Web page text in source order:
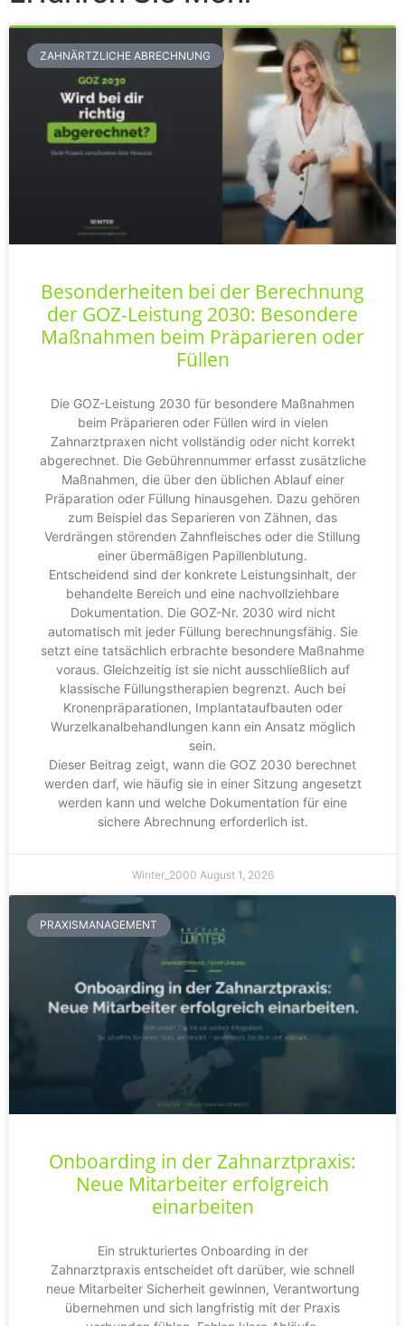
ZAHNÄRTZLICHE ABRECHNUNG
Besonderheiten bei der Berechnung
der GOZ-Leistung 2030: Besondere
Maßnahmen beim Präparieren oder
Füllen
Die GOZ-Leistung 2030 für besondere Maßnahmen
beim Präparieren oder Füllen wird in vielen
Zahnarztpraxen nicht vollständig oder nicht korrekt
abgerechnet. Die Gebührennummer erfasst zusätzliche
Maßnahmen, die über den üblichen Ablauf einer
Präparation oder Füllung hinausgehen. Dazu gehören
zum Beispiel das Separieren von Zähnen, das
Verdrängen störenden Zahnfleisches oder die Stillung
einer übermäßigen Papillenblutung.
Entscheidend sind der konkrete Leistungsinhalt, der
behandelte Bereich und eine nachvollziehbare
Dokumentation. Die GOZ-Nr. 2030 wird nicht
automatisch mit jeder Füllung berechnungsfähig. Sie
setzt eine tatsächlich erbrachte besondere Maßnahme
voraus. Gleichzeitig ist sie nicht ausschließlich auf
klassische Füllungstherapien begrenzt. Auch bei
Kronenpräparationen, Implantataufbauten oder
Wurzelkanalbehandlungen kann ein Ansatz möglich
sein.
Dieser Beitrag zeigt, wann die GOZ 2030 berechnet
werden darf, wie häufig sie in einer Sitzung angesetzt
werden kann und welche Dokumentation für eine
sichere Abrechnung erforderlich ist.
Winter_2000 August 1, 2026
PRAXISMANAGEMENT
Onboarding in der Zahnarztpraxis:
Neue Mitarbeiter erfolgreich
einarbeiten
Ein strukturiertes Onboarding in der
Zahnarztpraxis entscheidet oft darüber, wie schnell
neue Mitarbeiter Sicherheit gewinnen, Verantwortung
übernehmen und sich langfristig mit der Praxis